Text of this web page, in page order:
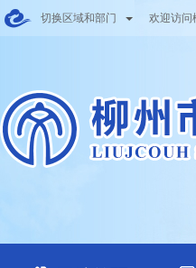
切换区域和部门 欢迎访